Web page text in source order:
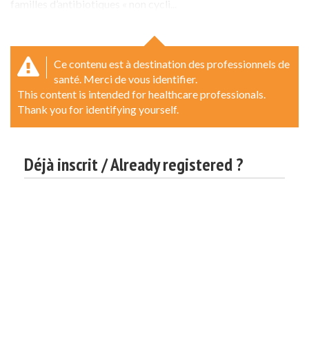
Ce contenu est à destination des professionnels de
santé. Merci de vous identifier.
This content is intended for healthcare professionals.
Thank you for identifying yourself.
Déjà inscrit / Already registered ?